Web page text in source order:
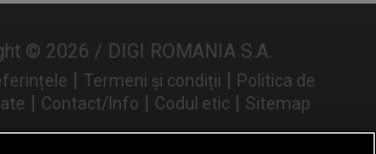
© 2026 / DIGI ROMANIA S.A.
| Termeni și condiții | Politica de
| Contact/Info | Codul etic | Sitemap